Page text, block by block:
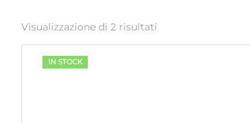
Visualizzazione di 2 risultati
IN STOCK